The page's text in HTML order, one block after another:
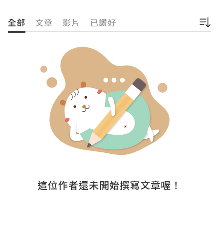
全部 文章 影片 已讚好
這位作者還未開始撰寫文章喔！